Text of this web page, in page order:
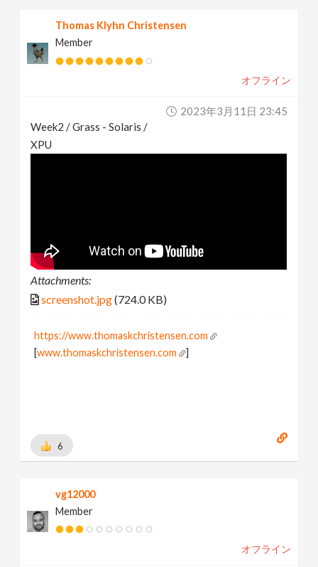
Thomas Klyhn Christensen
Member
オフライン
2023年3月11日 23:45
Week2 / Grass - Solaris /
XPU
Attachments:
screenshot.jpg(724.0 KB)
https://www.thomaskchristensen.com
[www.thomaskchristensen.com ]
6
vg12000
Member
オフライン